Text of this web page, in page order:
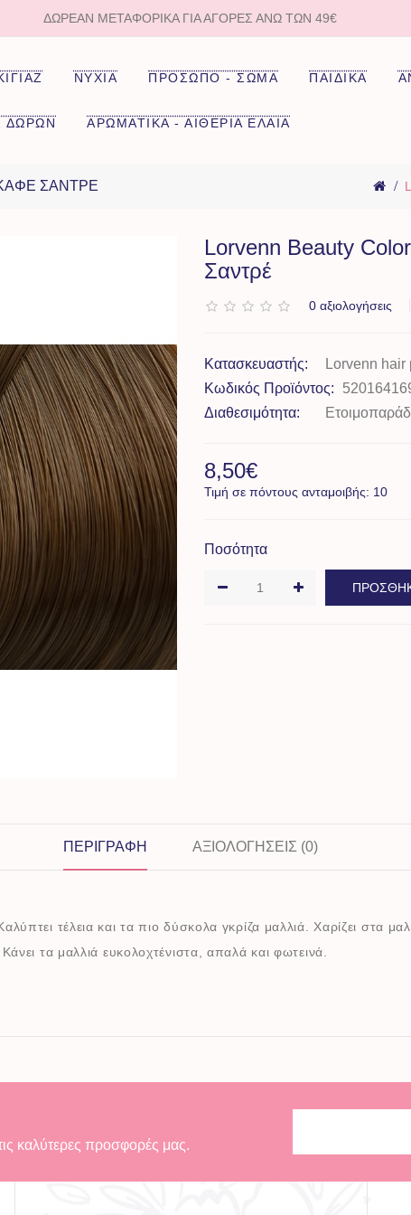
ΔΩΡΕΑΝ ΜΕΤΑΦΟΡΙΚΑ ΓΙΑ ΑΓΟΡΈΣ ΆΝΩ ΤΩΝ 49€
ΝΥΧΙΑ ΠΡΟΣΩΠΟ - ΣΩΜΑ ΠΑΙΔΙΚΑ
ΔΩΡΩΝ ΑΡΩΜΑΤΙΚΑ - ΑΙΘΕΡΙΑ ΕΛΑΙΑ
ΚΑΦΈ ΣΑΝΤΡΈ
Lorvenn Beauty
Σαντρέ
0 αξιολογήσεις
Κατασκευαστής:
Lorvenn hair
Κωδικός Προϊόντος:
Διαθεσιμότητα:
8,50€
Τιμή σε πόντους ανταμοιβής: 10
Ποσότητα
ΠΕΡΙΓΡΑΦΉ ΑΞΙΟΛΟΓΉΣΕΙΣ (0)
τέλεια και τα πιο δύσκολα γκρίζα μαλλιά. Χαρίζει στα
τα μαλλιά ευκολοχτένιστα, απαλά και φωτεινά.
καλύτερες προσφορές μας.